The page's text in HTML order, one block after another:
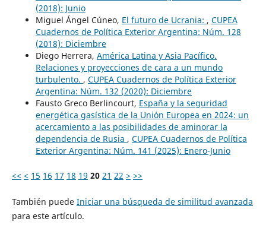
(2018): Junio
Miguel Ángel Cúneo, El futuro de Ucrania: , CUPEA
Cuadernos de Política Exterior Argentina: Núm. 128
(2018): Diciembre
Diego Herrera, América Latina y Asia Pacífico.
Relaciones y proyecciones de cara a un mundo
turbulento. , CUPEA Cuadernos de Política Exterior
Argentina: Núm. 132 (2020): Diciembre
Fausto Greco Berlincourt, España y la seguridad
energética gasística de la Unión Europea en 2024: un
acercamiento a las posibilidades de aminorar la
dependencia de Rusia , CUPEA Cuadernos de Política
Exterior Argentina: Núm. 141 (2025): Enero-Junio
<< < 15 16 17 18 19 20 21 22 > >>
También puede Iniciar una búsqueda de similitud avanzada
para este artículo.